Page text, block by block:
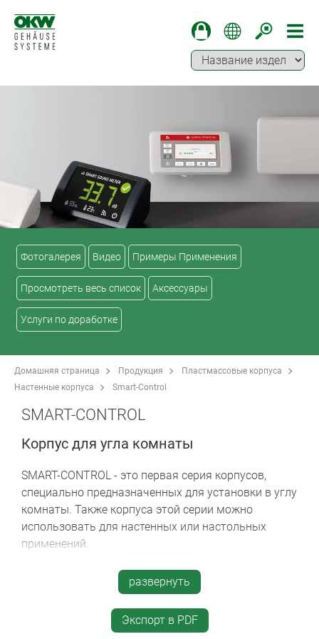
Фотогалерея Видео Примеры Применения
Просмотреть весь список Аксессуары
Услуги по доработке
Домашняя страница Продукция
Пластмассовые корпуса
Настенные корпуса
Smart-Control
SMART-CONTROL
Корпус для угла комнаты
SMART-CONTROL - это первая серия корпусов,
специально предназначенных для установки в углу
комнаты. Также корпуса этой серии можно
использовать для настенных или настольных
применений.
два размера: S и M
в исполнении с округлой верхней частью или с
плоской углублённой областью на верхней
развернуть
Экспорт в PDF